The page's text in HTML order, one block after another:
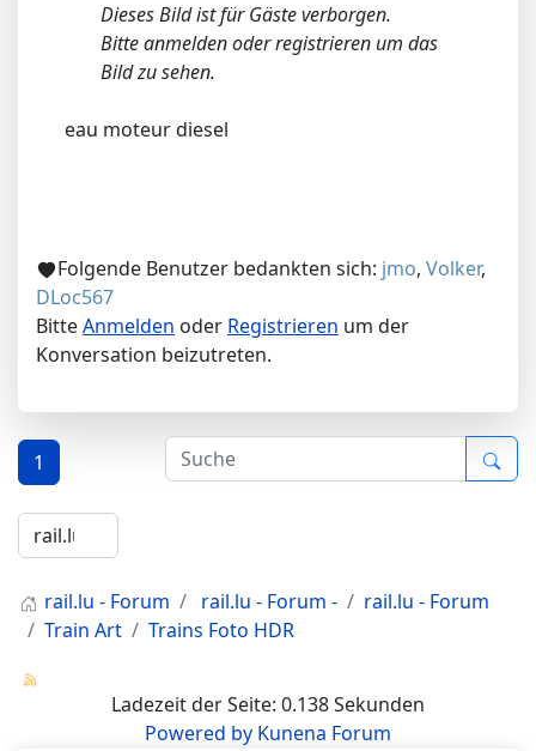
Dieses Bild ist für Gäste verborgen.
Bitte anmelden oder registrieren um das
Bild zu sehen.
eau moteur diesel
Folgende Benutzer bedankten sich: jmo, Volker,
DLoc567
BitteAnmelden oder Registrieren um der
Konversation beizutreten.
1
rail.lu - Forum rail.lu - Forum -
rail.lu - Forum
Train Art
Trains Foto HDR
Ladezeit der Seite: 0.138 Sekunden
Powered by Kunena Forum